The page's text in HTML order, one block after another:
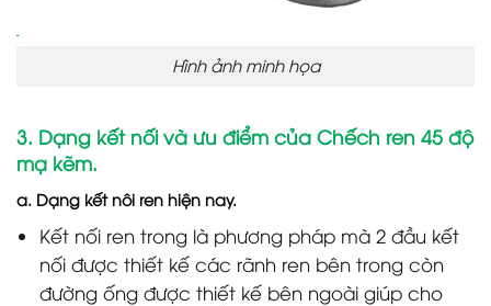
Hình ảnh minh họa
3. Dạng kết nối và ưu điểm của Chếch ren 45 độ
mạ kẽm.
a. Dạng kết nôi ren hiện nay.
Kết nối ren trong là phương pháp mà 2 đầu kết
nối được thiết kế các rãnh ren bên trong còn
đường ống được thiết kế bên ngoài giúp cho